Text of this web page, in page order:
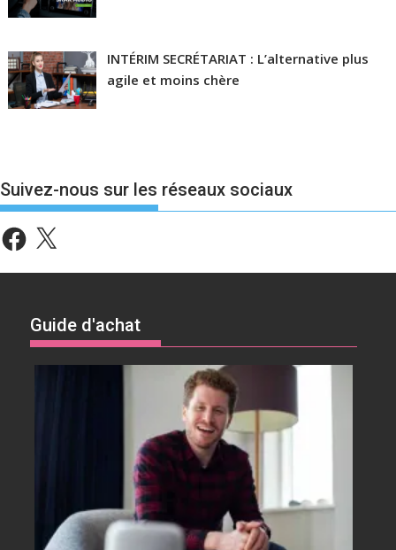
INTÉRIM SECRÉTARIAT : L’alternative plus
agile et moins chère
Suivez-nous sur les réseaux sociaux
Facebook
X
Guide d'achat